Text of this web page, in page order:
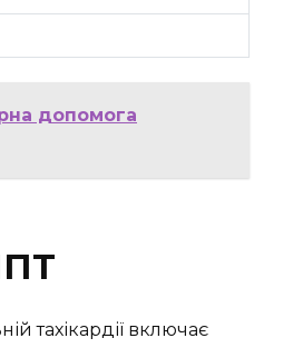
допомога
тахікардії включає